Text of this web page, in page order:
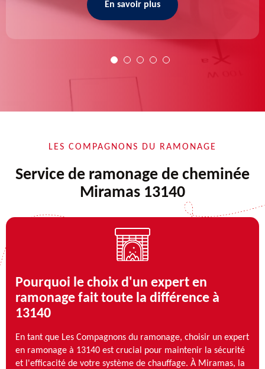
En savoir plus
LES COMPAGNONS DU RAMONAGE
Service de ramonage de cheminée
Miramas 13140
Pourquoi le choix d'un expert en
ramonage fait toute la différence à
13140
En tant que Les Compagnons du ramonage, choisir un expert
en ramonage à 13140 est crucial pour maintenir la sécurité
et l'efficacité de votre système de chauffage. À Miramas, la